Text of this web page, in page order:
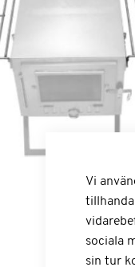
Vi
sociala
sin tur